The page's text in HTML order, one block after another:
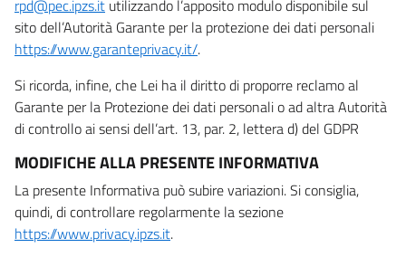
rpd@pec.ipzs.it utilizzando l’apposito modulo disponibile sul
sito dell’Autorità Garante per la protezione dei dati personali
https://www.garanteprivacy.it/.
Si ricorda, infine, che Lei ha il diritto di proporre reclamo al
Garante per la Protezione dei dati personali o ad altra Autorità
di controllo ai sensi dell’art. 13, par. 2, lettera d) del GDPR
MODIFICHE ALLA PRESENTE INFORMATIVA
La presente Informativa può subire variazioni. Si consiglia,
quindi, di controllare regolarmente la sezione
https://www.privacy.ipzs.it.